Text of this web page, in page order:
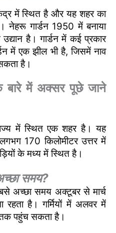
में स्थित है और यह शहर का
गार्डन 1950 में बनाया
है। गार्डन में कई प्रकार
में एक झील भी है, जिसमें नाव
है।
में अक्सर पूछे जाने
में स्थित एक शहर है। यह
170 किलोमीटर उत्तर में
के मध्य में स्थित है।
समय?
अच्छा समय अक्टूबर से मार्च
है। गर्मियों में अलवर में
पहुंच सकता है।